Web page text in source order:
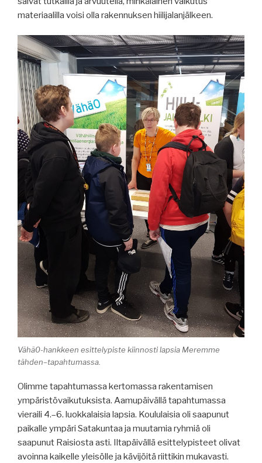
materiaalilla voisi olla rakennuksen hiilijalanjälkeen.
Vähä0-hankkeen esittelypiste kiinnosti lapsia Meremme
tähden–tapahtumassa.
Olimme tapahtumassa kertomassa rakentamisen
ympäristövaikutuksista. Aamupäivällä tapahtumassa
vieraili 4.–6. luokkalaisia lapsia. Koululaisia oli saapunut
paikalle ympäri Satakuntaa ja muutamia ryhmiä oli
saapunut Raisiosta asti. Iltapäivällä esittelypisteet olivat
avoinna kaikelle yleisölle ja kävijöitä riittikin mukavasti.